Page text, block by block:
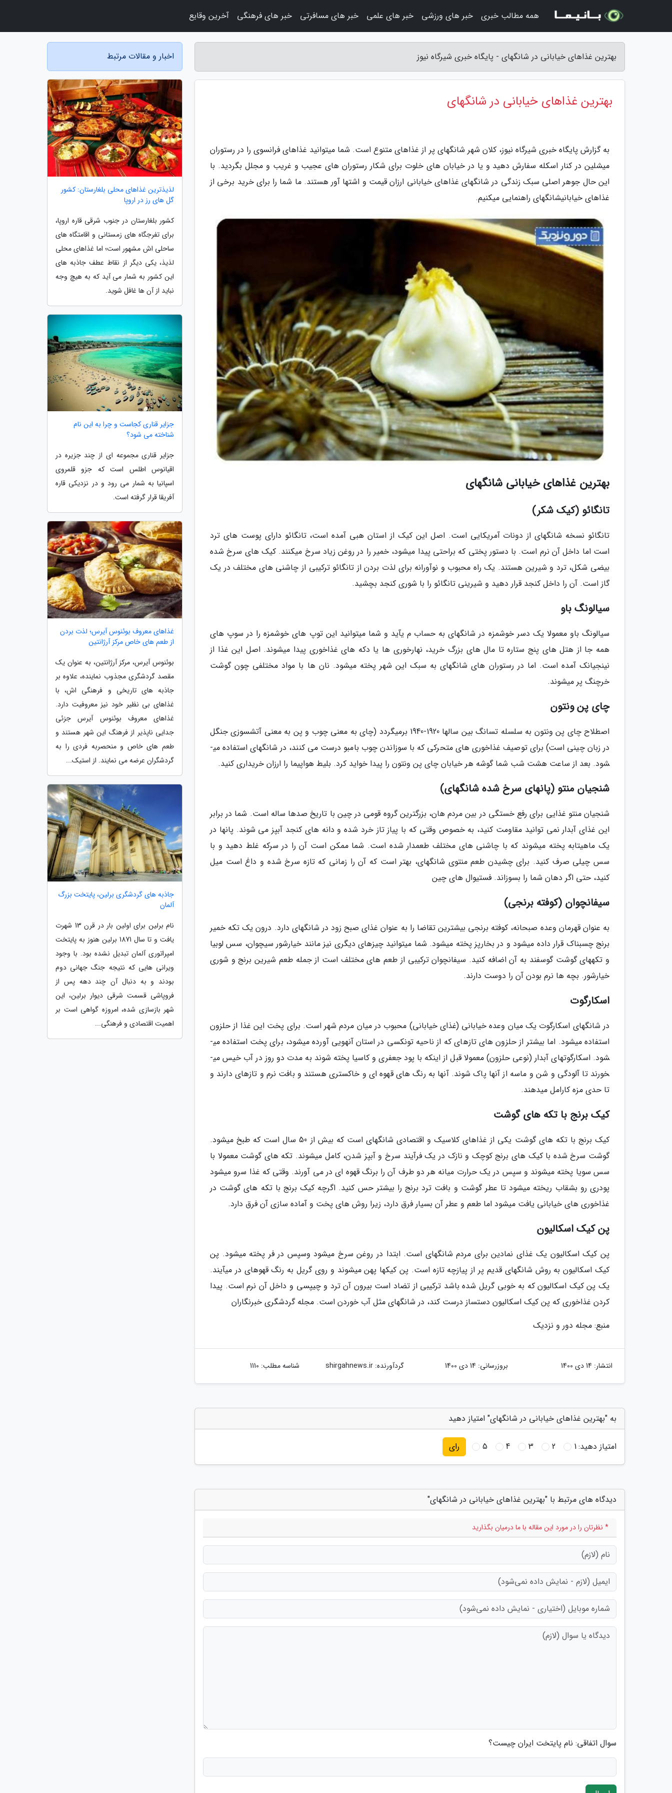
بهترین غذاهای خیابانی در شانگهای - پایگاه خبری شیرگاه نیوز
بهترین غذاهای خیابانی در شانگهای
به گزارش پایگاه خبری شیرگاه نیوز، کلان­ شهر شانگهای پر از غذاهای متنوع است. شما می­توانید غذاهای فرانسوی را در رستوران
میشلین در کنار اسکله سفارش دهید و یا در خیابان­ های خلوت برای شکار رستوران­ های عجیب و غریب و مجلل بگردید. با
این حال جوهر اصلی سبک زندگی در شانگهای غذاهای خیابانی ارزان قیمت و اشتها آور هستند. ما شما را برای خرید برخی از
غذاهای خیابانیشانگهای راهنمایی می­کنیم.
بهترین غذاهای خیابانی شانگهای
تانگائو (کیک شکر)
تانگائو نسخه شانگهای از دونات آمریکایی است. اصل این کیک از استان هبی آمده است، تانگائو دارای پوست ه­ای ترد
است اما داخل آن نرم است. با دستور پختی که براحتی پیدا می­شود، خمیر را در روغن زیاد سرخ می­کنند. کیک­ های سرخ شده
بیضی شکل، ترد و شیرین هستند. یک راه محبوب و نوآورانه برای لذت بردن از تانگائو ترکیبی از چاشنی­ های مختلف در یک
گاز است. آن را داخل کنجد قرار دهید و شیرینی تانگائو را با شوری کنجد بچشید.
سیالونگ باو
سیالونگ باو معمولا یک دسر خوشمزه در شانگهای به حساب م ی­آید و شما می­توانید این توپ ­های خوشمزه را در سوپ ­های
همه جا از هتل ­های پنج ستاره تا مال­ های بزرگ خرید، نهارخوری­ ها یا دکه­ های غذاخوری پیدا می­شوند. اصل این غذا از
نینجیانک آمده است. اما در رستوران ­های شانگهای به سبک این شهر پخته می­شود. نان­ ها با مواد مختلفی چون گوشت
خرچنگ پر می­شوند.
چای پن ونتون
اصطلاح چای پن ونتون به سلسله تسانگ بین سال­ها 1920-1940 برمی­گردد (چای به معنی چوب و پن به معنی آتش­سوزی جنگل
در زبان چینی است) برای توصیف غذاخوری­ های متحرکی که با سوزاندن چوب بامبو درست می­ کنند، در شانگهای استفاده می­
شود. بعد از ساعت هشت شب شما گوشه هر خیابان چای پن ونتون را پیدا خواید کرد. بلیط هواپیما را ارزان خریداری کنید.
شنجیان منتو (پان­های سرخ شده شانگهای)
شنجیان منتو غذایی برای رفع خستگی در بین مردم هان، بزرگترین گروه قومی در چین با تاریخ صدها ساله است. شما در برابر
این غذای آبدار نمی­ توانید مقاومت کنید، به خصوص وقتی که با پیاز تاز خرد شده و دانه ­های کنجد آب­پز می ­شوند. پان­ها در
یک ماهی­تابه پخته می­شوند که با چاشنی­ های مختلف طعم­دار شده است. شما ممکن است آن را در سرکه غلط دهید و با
سس چیلی صرف کنید. برای چشیدن طعم منتوی شانگهای، بهتر است که آن را زمانی که تازه سرخ شده و داغ است میل
کنید، حتی اگر دهان شما را بسوزاند. فستیوال های چین
سیفانچوان (کوفته برنجی)
به عنوان قهرمان وعده صبحانه، کوفته برنجی بیشترین تقاضا را به عنوان غذای صبح زود در شانگهای دارد. درون یک تکه خمیر
برنج چسبناک قرار داده می­شود و در بخارپز پخته می­شود. شما می­توانید چیزهای دیگری نیز مانند خیارشور سیچوان، سس لوبیا
و تکه­های گوشت گوسفند به آن اضافه کنید. سیفانچوان ترکیبی از طعم­ های مختلف است از جمله طعم شیرین برنج و شوری
خیارشور. بچه­ ها نرم بودن آن را دوست دارند.
اسکارگوت
در شانگهای اسکارگوت یک میان وعده خیابانی (غذای خیابانی) محبوب در میان مردم شهر است. برای پخت این غذا از حلزون
استفاده می­شود. اما بیشتر از حلزون­ های تازه­ای که از ناحیه تونکسی در استان آنهویی آورده می­شود، برای پخت استفاده می­
شود. اسکارگوتهای آبدار (نوعی حلزون) معمولا قبل از اینکه با پود جعفری و کاسیا پخته شوند به مدت دو روز در آب خیس می­
خورند تا آلودگی­ و شن و ماسه از آنها پاک شوند. آنها به رنگ ­های قهوه ­ای و خاکستری هستند و بافت نرم و تازه­ای دارند و
تا حدی مزه کارامل می­دهند.
کیک برنج با تکه­ های گوشت
کیک برنج با تکه­ های گوشت یکی از غذاهای کلاسیک و اقتصادی شانگهای است که بیش از 50 سال است که طبخ می­شود.
گوشت سرخ شده با کیک­ های برنج کوچک و نازک در یک فرآیند سرخ و آبپز شدن، کامل می­شوند. تکه ­های گوشت معمولا با
سس سویا پخته می­شوند و سپس در یک حرارت میانه هر دو طرف آن را برنگ قهوه ای در می­­­­­­­­­­­­­­­­ آورند. وقتی که غذا سرو می­شود
پودری رو بشقاب ریخته می­شود تا عطر گوشت و بافت ترد برنج را بیشتر حس کنید. اگرچه کیک برنج با تکه­ های گوشت در
غذاخوری­ های خیابانی یافت می­شود اما طعم و عطر آن بسیار فرق دارد، زیرا روش ­های پخت و آماده سازی آن فرق دارد.
پن کیک اسکالیون
پن کیک اسکالیون یک غذای نمادین برای مردم شانگهای است. ابتدا در روغن سرخ می­شود وسپس در فر پخته می­شود. پن
کیک اسکالیون به روش شانگهای قدیم پر از پیازچه تازه است. پن کیک­ها پهن می­شوند و روی گریل به رنگ قهوه­ای در می­آیند.
یک پن کیک اسکالیون که به خوبی گریل شده باشد ترکیبی از تضاد است بیرون آن ترد و چیپسی و داخل آن نرم است. پیدا
کردن غذاخوری که پن کیک اسکالیون دست­ساز درست کند، در شانگهای مثل آب خوردن است. مجله گردشگری خبرنگاران
منبع: مجله دور و نزدیک
انتشار: 14 دی 1400 بروزرسانی: 14 دی 1400 گردآورنده:shirgahnews.ir شناسه مطلب: 1110
به "بهترین غذاهای خیابانی در شانگهای" امتیاز دهید
امتیاز دهید:1
2
3
4
5 رای
دیدگاه های مرتبط با "بهترین غذاهای خیابانی در شانگهای"
* نظرتان را در مورد این مقاله با ما درمیان بگذارید
سوال اتفاقی: نام پایتخت ایران چیست؟
اخبار و مقالات مرتبط
لذیذترین غذاهای محلی بلغارستان: کشور
گل های رز در اروپا
کشور بلغارستان در جنوب شرقی قاره اروپا،
برای تفرجگاه های زمستانی و اقامتگاه های
ساحلی اش مشهور است؛ اما غذاهای محلی
لذیذ، یکی دیگر از نقاط عطف جاذبه های
این کشور به شمار می آید که به هیچ وجه
نباید از آن ها غافل شوید.
جزایر قناری کجاست و چرا به این نام
شناخته می شود؟
جزایر قناری مجموعه ای از چند جزیره در
اقیانوس اطلس است که جزو قلمروی
اسپانیا به شمار می رود و در نزدیکی قاره
آفریقا قرار گرفته است.
غذاهای معروف بوئنوس آیرس؛ لذت بردن
از طعم های خاص مرکز آرژانتین
بوئنوس آیرس، مرکز آرژانتین، به عنوان یک
مقصد گردشگری مجذوب نماینده، علاوه بر
جاذبه های تاریخی و فرهنگی اش، با
غذاهای بی نظیر خود نیز معروفیت دارد.
غذاهای معروف بوئنوس آیرس جزئی
جدایی ناپذیر از فرهنگ این شهر هستند و
طعم های خاص و منحصربه فردی را به
گردشگران عرضه می نمایند. از استیک...
جاذبه های گردشگری برلین، پایتخت بزرگ
آلمان
نام برلین برای اولین بار در قرن 13 شهرت
یافت و تا سال 1871 برلین هنوز به پایتخت
امپراتوری آلمان تبدیل نشده بود. با وجود
ویرانی هایی که نتیجه جنگ جهانی دوم
بودند و به دنبال آن چند دهه پس از
فروپاشی قسمت شرقی دیوار برلین، این
شهر بازسازی شده، امروزه گواهی است بر
اهمیت اقتصادی و فرهنگی...
همه مطالب خبری خبر های ورزشی خبر های علمی خبر های مسافرتی خبر های فرهنگی آخرین وقایع